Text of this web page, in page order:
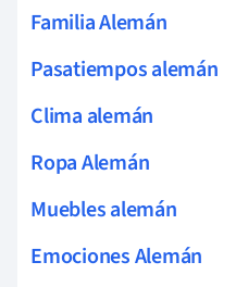
Familia Alemán
Pasatiempos alemán
Clima alemán
Ropa Alemán
Muebles alemán
Emociones Alemán